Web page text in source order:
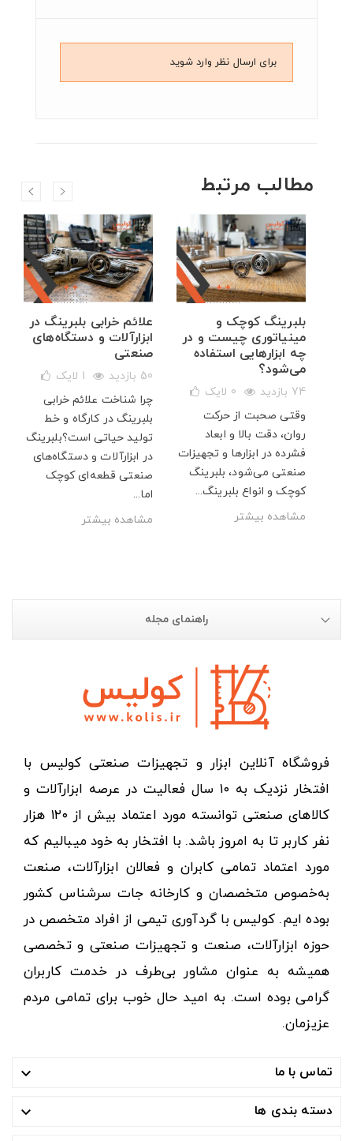
برای ارسال نظر وارد شوید
مطالب مرتبط
علائم خرابی بلبرینگ در
ابزارآلات و دستگاه‌های
صنعتی
50 بازدید 1 لایک
چرا شناخت علائم خرابی
بلبرینگ در کارگاه و خط
تولید حیاتی است؟بلبرینگ
در ابزارآلات و دستگاه‌های
صنعتی قطعه‌ای کوچک
اما...
مشاهده بیشتر
بلبرینگ کوچک و
مینیاتوری چیست و در
چه ابزارهایی استفاده
می‌شود؟
74 بازدید 0 لایک
وقتی صحبت از حرکت
روان، دقت بالا و ابعاد
فشرده در ابزارها و تجهیزات
صنعتی می‌شود، بلبرینگ
کوچک و انواع بلبرینگ...
مشاهده بیشتر
راهنمای مجله
فروشگاه آنلاین ابزار و تجهیزات صنعتی کولیس با
افتخار نزدیک به ۱۰ سال فعالیت در عرصه ابزارآلات و
کالاهای صنعتی توانسته مورد اعتماد بیش از ۱۲۰ هزار
نفر کاربر تا به امروز باشد. با افتخار به خود میبالیم که
مورد اعتماد تمامی کابران و فعالان ابزارآلات، صنعت
به‌خصوص متخصصان و کارخانه جات سرشناس کشور
بوده ایم. کولیس با گردآوری تیمی از افراد متخصص در
حوزه ابزارآلات، صنعت و تجهیزات صنعتی و تخصصی
همیشه به عنوان مشاور بی‌طرف در خدمت کاربران
گرامی بوده است. به امید حال خوب برای تمامی مردم
عزیزمان.
تماس با ما 
دسته بندی ها 